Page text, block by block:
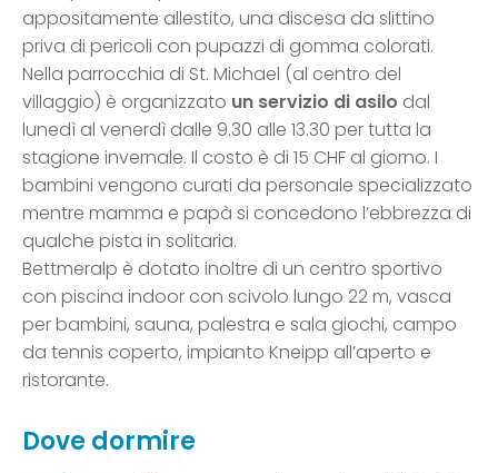
appositamente allestito, una discesa da slittino
priva di pericoli con pupazzi di gomma colorati.
Nella parrocchia di St. Michael (al centro del
villaggio) è organizzato un servizio di asilo dal
lunedì al venerdì dalle 9.30 alle 13.30 per tutta la
stagione invernale. Il costo è di 15 CHF al giorno. I
bambini vengono curati da personale specializzato
mentre mamma e papà si concedono l’ebbrezza di
qualche pista in solitaria.
Bettmeralp è dotato inoltre di un centro sportivo
con piscina indoor con scivolo lungo 22 m, vasca
per bambini, sauna, palestra e sala giochi, campo
da tennis coperto, impianto Kneipp all’aperto e
ristorante.
Dove dormire